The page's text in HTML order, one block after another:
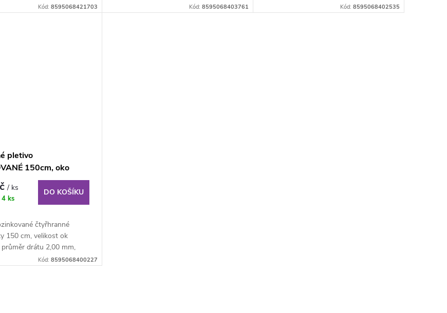
Kód: 8595068421703 Kód: 8595068403761 Kód: 8595068402535
pletivo
150cm, oko
role 25m, s
/ ks
4 ks
DO KOŠÍKU
čtyřhranné
150 cm, velikost ok
drátu 2,00 mm,
Kód: 8595068400227